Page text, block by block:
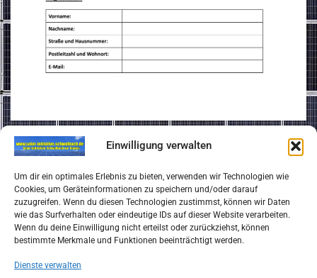
Einwilligung verwalten
Um dir ein optimales Erlebnis zu bieten, verwenden wir Technologien wie
Cookies, um Geräteinformationen zu speichern und/oder darauf
zuzugreifen. Wenn du diesen Technologien zustimmst, können wir Daten
wie das Surfverhalten oder eindeutige IDs auf dieser Website verarbeiten.
Wenn du deine Einwilligung nicht erteilst oder zurückziehst, können
bestimmte Merkmale und Funktionen beeinträchtigt werden.
Dienste verwalten
Impressum
Datenschutzerklärung